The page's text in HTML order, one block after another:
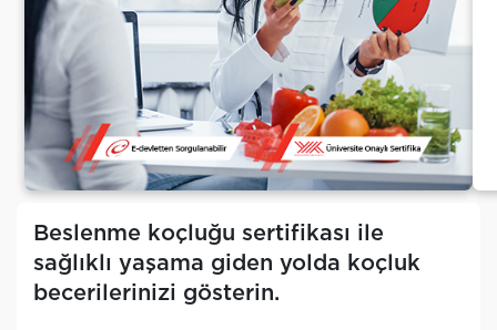
Beslenme koçluğu sertifikası ile
sağlıklı yaşama giden yolda koçluk
becerilerinizi gösterin.